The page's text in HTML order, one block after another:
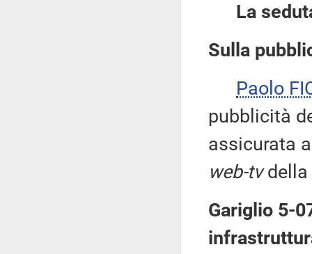
La
Sulla
Paolo
pubblicità
assicurata
web-tvdella
Gariglio 5-